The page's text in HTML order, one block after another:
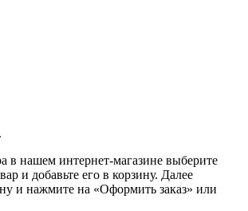
в нашем интернет-магазине выберите
и добавьте его в корзину. Далее
и нажмите на «Оформить заказ» или